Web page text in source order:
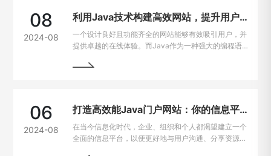
08
2024-08
利用Java技术构建高效网站，提升用户在线体验
一个设计良好且功能齐全的网站能够有效吸引用户，并
提供卓越的在线体验。而Java作为一种强大的编程语
的热门选择。
06
2024-08
打造高效能Java门户网站：你的信息平台解决方案
在当今信息化时代，企业、组织和个人都渴望建立一个
全面的信息平台，以便更好地与用户沟通、分享资源和